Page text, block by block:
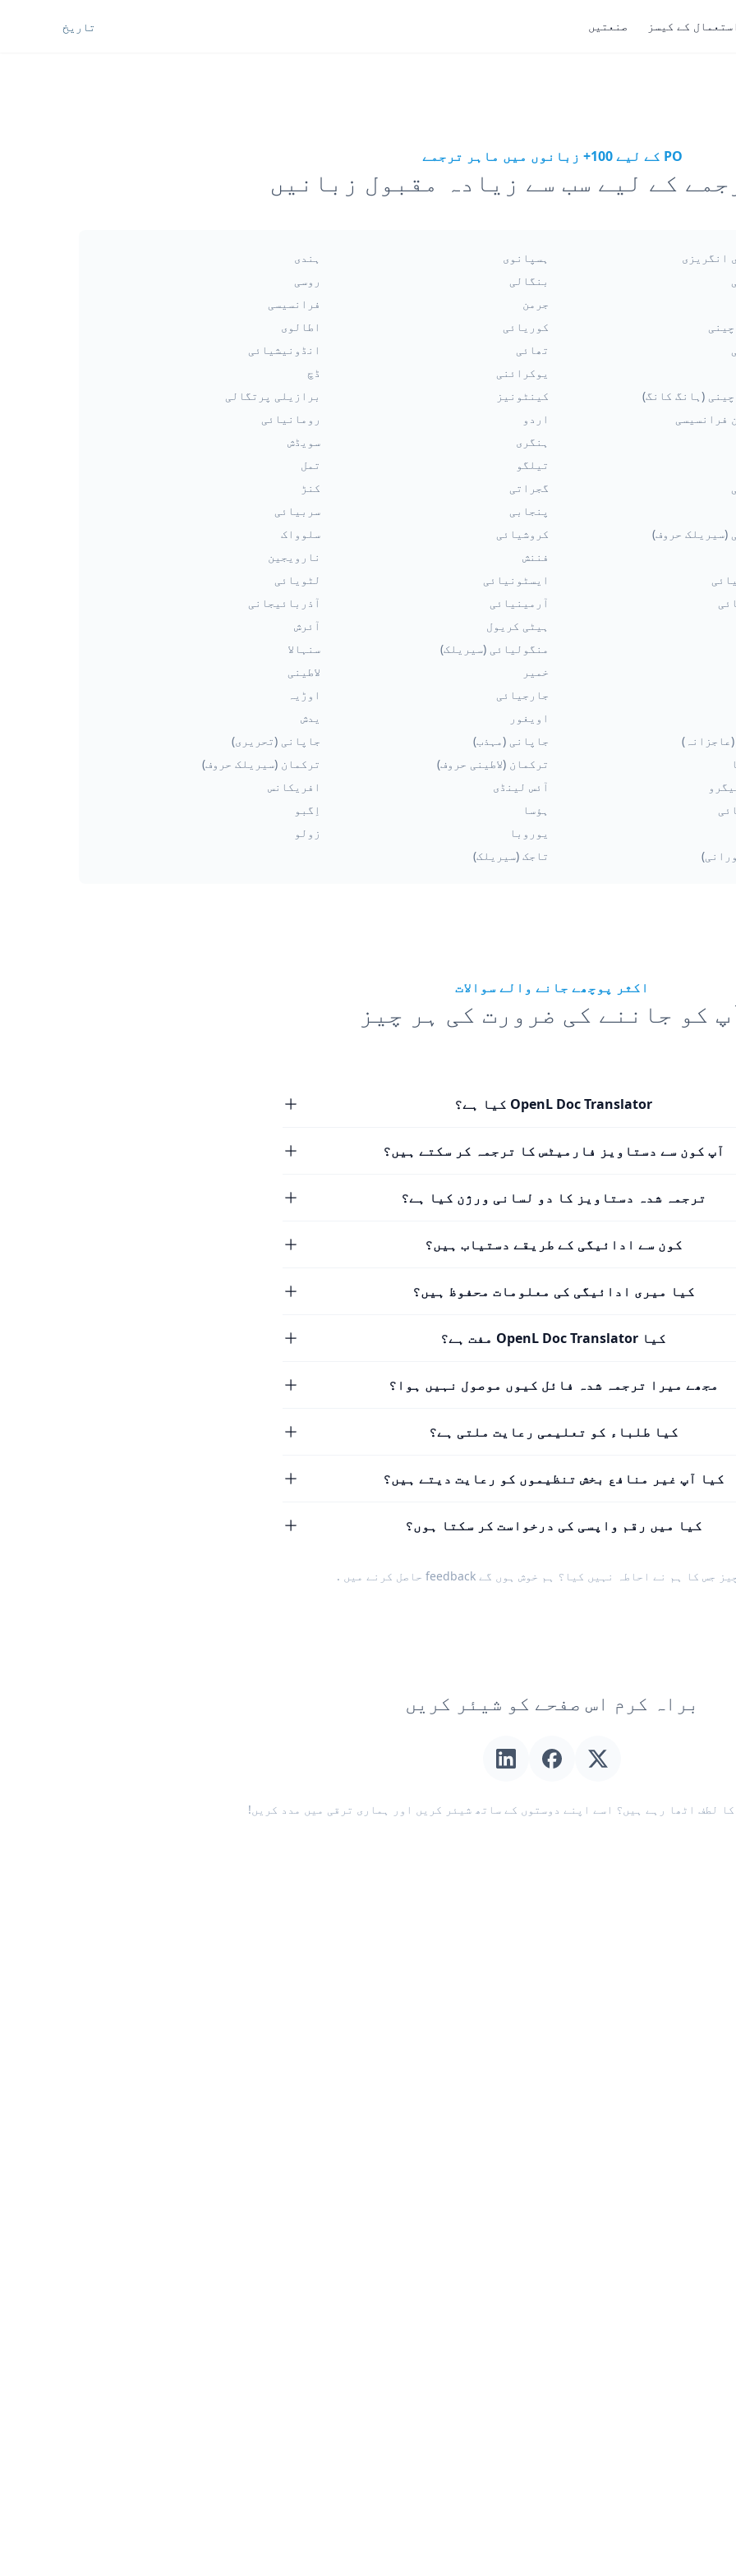
استعمال کے کیسز صنعتیں تاریخ
PO کے لیے 100+ زبانوں میں ماہر ترجمے
انگریزی ہسپانوی
ہندی
بنگالی
روسی
جرمن
فرانسیسی
کوریائی
اطالوی
تھائی
انڈونیشیائی
یوکرائنی
ڈچ
(ہانگ کانگ) کینٹونیز
برازیلی پرتگالی
فرانسیسی اردو
رومانیائی
ہنگری
سویڈش
تیلگو
تمل
گجراتی
کنڑ
پنجابی
سربیائی
(سیریلک حروف) کروشیائی
سلوواک
فننش
نارویجین
ایسٹونیائی
لٹویائی
آرمینیائی
آذربائیجانی
ہیٹی کریول
آئرش
منگولیائی (سیریلک)
سنہالا
خمیر
لاطینی
جارجیائی
اوڑیہ
اویغور
یدش
جاپانی (مہذب)
جاپانی (تحریری)
ترکمان (لاطینی حروف)
ترکمان (سیریلک حروف)
آئس لینڈی
افریکانس
ہؤسا
اِگبو
یوروبا
زولو
تاجک (سیریلک)
اکثر پوچھے جانے والے سوالات
کو جاننے کی ضرورت کی ہر چیز
OpenL Doc Translator کیا ہے؟
آپ کون سے دستاویز فارمیٹس کا ترجمہ کر سکتے ہیں؟
ترجمہ شدہ دستاویز کا دو لسانی ورژن کیا ہے؟
کون سے ادائیگی کے طریقے دستیاب ہیں؟
کیا میری ادائیگی کی معلومات محفوظ ہیں؟
کیا OpenL Doc Translator مفت ہے؟
مجھے میرا ترجمہ شدہ فائل کیوں موصول نہیں ہوا؟
کیا طلباء کو تعلیمی رعایت ملتی ہے؟
کیا آپ غیر منافع بخش تنظیموں کو رعایت دیتے ہیں؟
کیا میں رقم واپسی کی درخواست کر سکتا ہوں؟
جس کا ہم نے احاطہ نہیں کیا؟ ہم خوش ہوں گےfeedback حاصل کرنے میں .
براہ کرم اس صفحے کو شیئر کریں
لطف اٹھا رہے ہیں؟ اسے اپنے دوستوں کے ساتھ شیئر کریں اور ہماری ترقی میں مدد کریں!